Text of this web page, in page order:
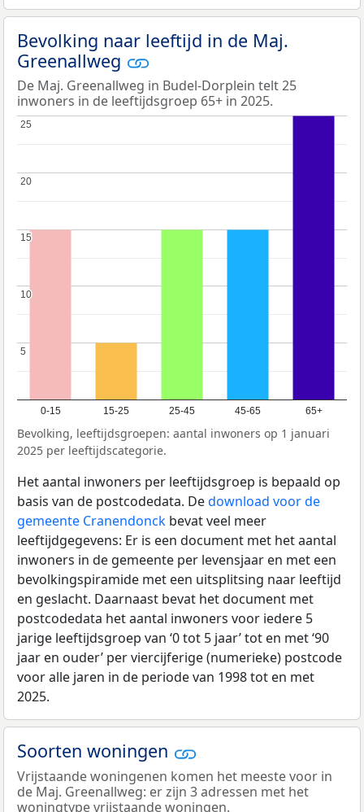
Bevolking naar leeftijd in de Maj.
Greenallweg
De Maj. Greenallweg in Budel-Dorplein telt 25
inwoners in de leeftijdsgroep 65+ in 2025.
0-15 15-25 25-45 45-65 65+
5
5
10
10
15
15
20
20
25
25
Bevolking, leeftijdsgroepen: aantal inwoners op 1 januari
2025 per leeftijdscategorie.
Het aantal inwoners per leeftijdsgroep is bepaald op
basis van de postcodedata. Dedownload voor de
gemeente Cranendonck bevat veel meer
leeftijdgegevens: Er is een document met het aantal
inwoners in de gemeente per levensjaar en met een
bevolkingspiramide met een uitsplitsing naar leeftijd
en geslacht. Daarnaast bevat het document met
postcodedata het aantal inwoners voor iedere 5
jarige leeftijdsgroep van ‘0 tot 5 jaar’ tot en met ‘90
jaar en ouder’ per viercijferige (numerieke) postcode
voor alle jaren in de periode van 1998 tot en met
2025.
Soorten woningen
Vrijstaande woningenen komen het meeste voor in
de Maj. Greenallweg: er zijn 3 adressen met het
woningtype vrijstaande woningen.